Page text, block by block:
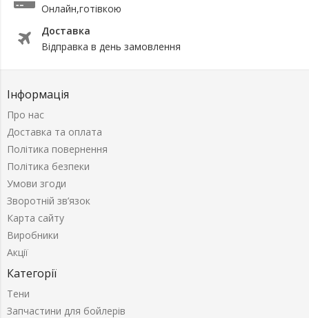
Онлайн,готівкою
Доставка
Відправка в день замовлення
Інформація
Про нас
Доставка та оплата
Політика повернення
Політика безпеки
Умови згоди
Зворотній зв’язок
Карта сайту
Виробники
Акції
Категорії
Тени
Запчастини для бойлерів